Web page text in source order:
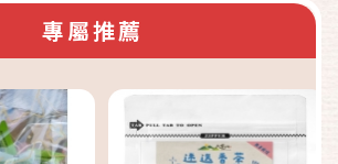
專屬推薦